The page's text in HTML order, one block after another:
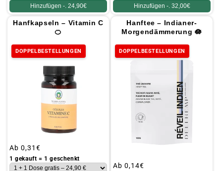
Hinzufügen -. 24,90€
Hinzufügen -. 32,00€
Hanfkapseln – Vitamin C
🍊
DOPPELBESTELLUNGEN
Üblicher
Preis
Ab 0,31€
1 gekauft = 1 geschenkt
Hanftee – Indianer-
Morgendämmerung 🪷
DOPPELBESTELLUNGEN
Üblicher
Ab 0,14€